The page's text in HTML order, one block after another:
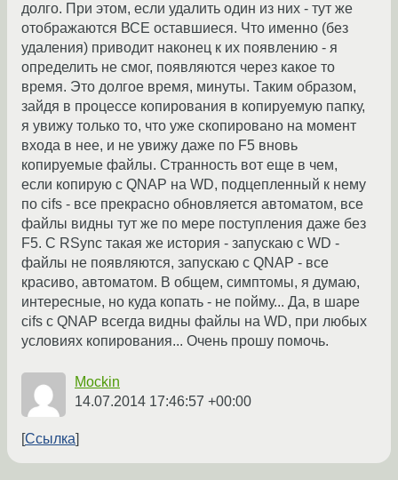
долго. При этом, если удалить один из них - тут же
отображаются ВСЕ оставшиеся. Что именно (без
удаления) приводит наконец к их появлению - я
определить не смог, появляются через какое то
время. Это долгое время, минуты. Таким образом,
зайдя в процессе копирования в копируемую папку,
я увижу только то, что уже скопировано на момент
входа в нее, и не увижу даже по F5 вновь
копируемые файлы. Странность вот еще в чем,
если копирую с QNAP на WD, подцепленный к нему
по cifs - все прекрасно обновляется автоматом, все
файлы видны тут же по мере поступления даже без
F5. С RSync такая же история - запускаю с WD -
файлы не появляются, запускаю с QNAP - все
красиво, автоматом. В общем, симптомы, я думаю,
интересные, но куда копать - не пойму... Да, в шаре
cifs с QNAP всегда видны файлы на WD, при любых
условиях копирования... Очень прошу помочь.
Mockin
14.07.2014 17:46:57 +00:00
Ссылка